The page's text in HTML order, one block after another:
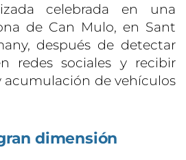
celebrada en una
de Can Mulo, en Sant
después de detectar
redes sociales y recibir
acumulación de vehículos
dimensión